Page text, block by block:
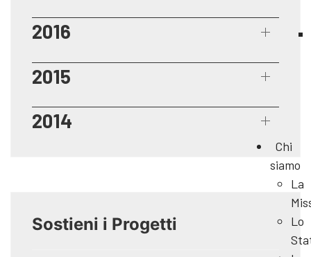
Chi
siamo
La
Lo
2016
2015
2014
Sostieni i Progetti